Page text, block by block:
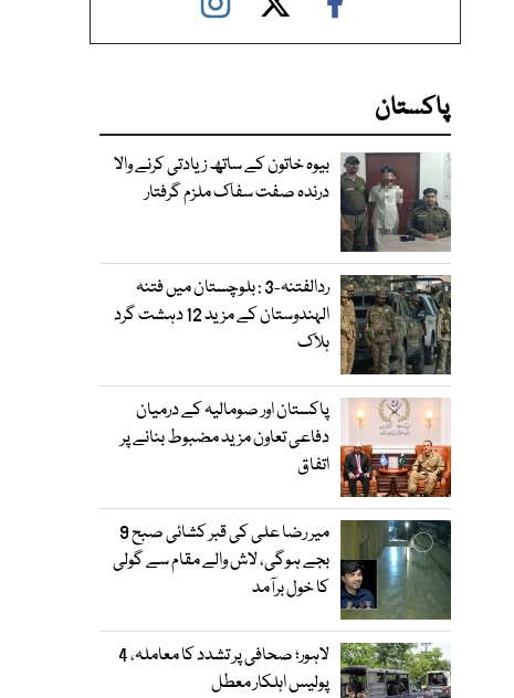
پاکستان
بیوہ خاتون کے ساتھ زیادتی کرنے والا
درندہ صفت سفاک ملزم گرفتار
ردالفتنہ-3 : بلوچستان میں فتنہ
الہندوستان کے مزید 12 دہشت گرد
ہلاک
پاکستان اور صومالیہ کے درمیان
دفاعی تعاون مزید مضبوط بنانے پر
اتفاق
میر رضا علی کی قبر کشائی صبح 9
بجے ہوگی، لاش والے مقام سے گولی
کا خول برآمد
لاہور؛ صحافی پر تشدد کا معاملہ، 4
پولیس اہلکار معطل